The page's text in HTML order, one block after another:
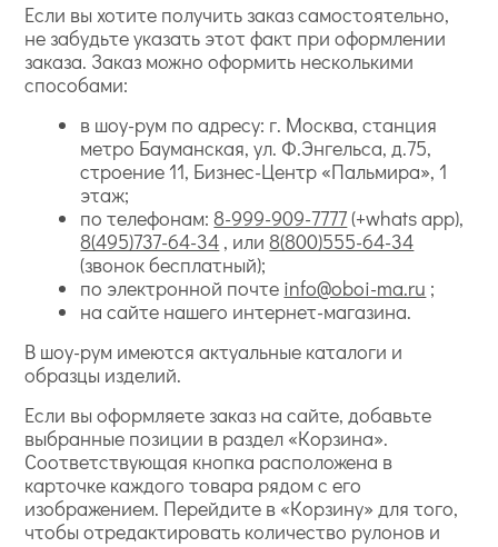
Если вы хотите получить заказ самостоятельно,
не забудьте указать этот факт при оформлении
заказа. Заказ можно оформить несколькими
способами:
в шоу-рум по адресу: г. Москва, станция
метро Бауманская, ул. Ф.Энгельса, д.75,
строение 11, Бизнес-Центр «Пальмира», 1
этаж;
по телефонам: 8-999-909-7777(+whats app),
8(495)737-64-34 , или 8(800)555-64-34
(звонок бесплатный);
по электронной почте info@oboi-ma.ru ;
на сайте нашего интернет-магазина.
В шоу-рум имеются актуальные каталоги и
образцы изделий.
Если вы оформляете заказ на сайте, добавьте
выбранные позиции в раздел «Корзина».
Соответствующая кнопка расположена в
карточке каждого товара рядом с его
изображением. Перейдите в «Корзину» для того,
чтобы отредактировать количество рулонов и